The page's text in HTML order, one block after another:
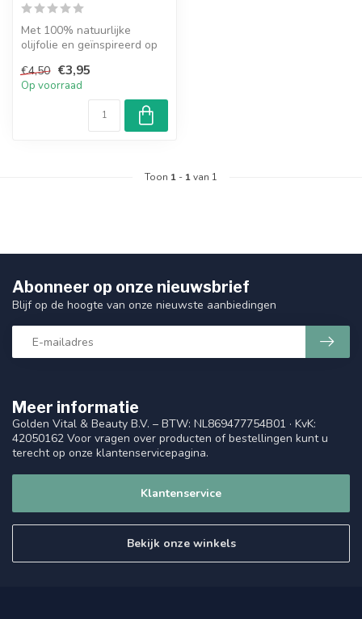
Met 100% natuurlijke
olijfolie en geïnspireerd op
reinigt...
€4,50 €3,95
Op voorraad
Toon 1 - 1van 1
Meer informatie
Golden Vital & Beauty B.V. – BTW: NL869477754B01 · KvK:
42050162 Voor vragen over producten of bestellingen kunt u
terecht op onze klantenservicepagina.
Klantenservice
Bekijk onze winkels
Abonneer op onze nieuwsbrief
Blijf op de hoogte van onze nieuwste aanbiedingen